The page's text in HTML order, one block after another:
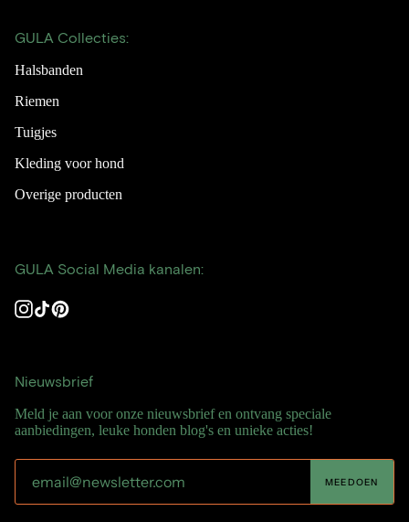
GULA Collecties:
Halsbanden
Riemen
Tuigjes
Kleding voor hond
Overige producten
GULA Social Media kanalen:
Instagram
TikTokPinterest
Nieuwsbrief
Meld je aan voor onze nieuwsbrief en ontvang speciale
aanbiedingen, leuke honden blog's en unieke acties!
MEEDOEN